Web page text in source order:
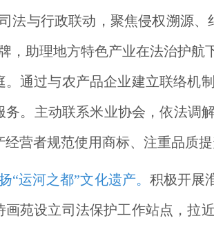
法与行政联动，聚焦侵权溯源
，助理地方特色产业在法治护
。通过与农产品企业建立联络机
务。主动联系米业协会，依法调
经营者规范使用商标、注重品质
“运河之都”文化遗产。 积极开展
画苑设立司法保护工作站点，拉